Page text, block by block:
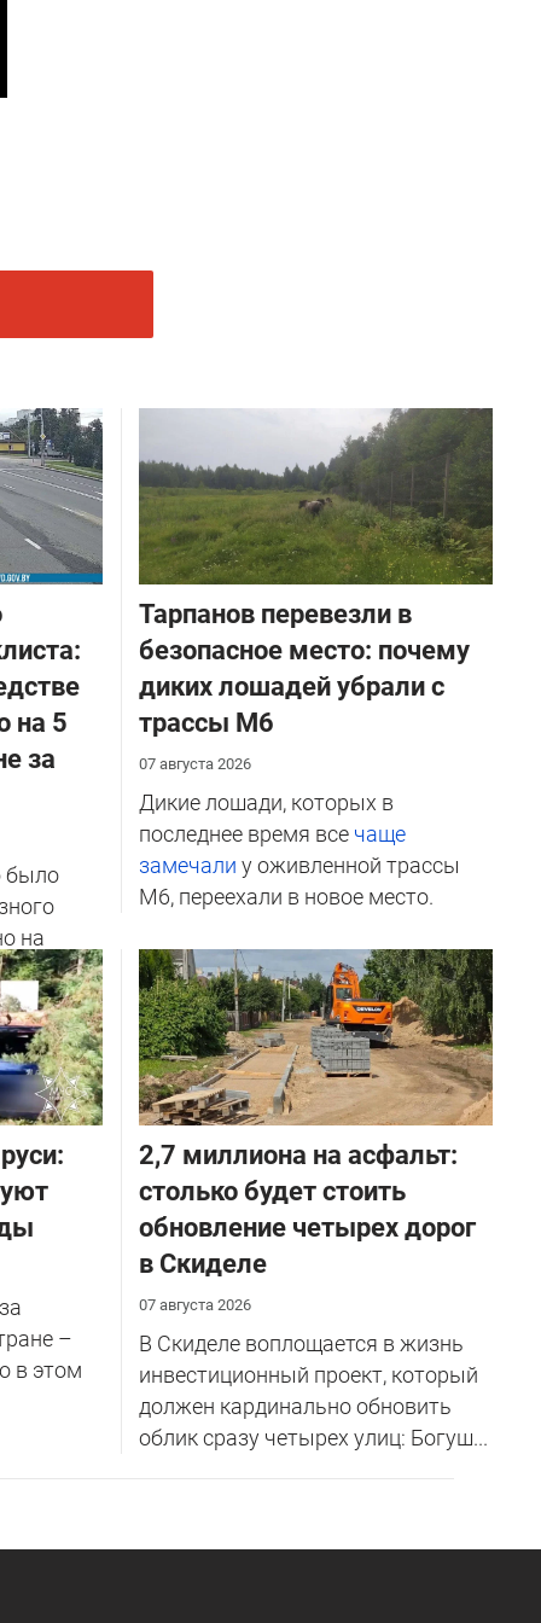
на 5
за
было
на
Тарпанов перевезли в
безопасное место: почему
диких лошадей убрали с
трассы М6
07 августа 2026
Дикие лошади, которых в
последнее время все чаще
замечали у оживленной трассы
М6, переехали в новое место.
–
в этом
2,7 миллиона на асфальт:
столько будет стоить
обновление четырех дорог
в Скиделе
07 августа 2026
В Скиделе воплощается в жизнь
инвестиционный проект, который
должен кардинально обновить
облик сразу четырех улиц: Богуш...